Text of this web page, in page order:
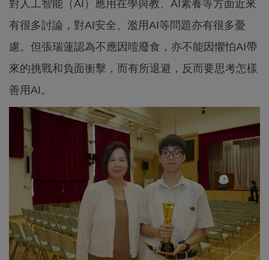
對人工智能（AI）應用在學與教、AI素養等方面近來
有很多討論，對AI安全、濫用AI等問題亦有很多憂
慮。但張瑞蓮認為不應因噎廢食，亦不能因懼怕AI帶
來的挑戰和負面衝擊，而有所退避，反而要思考怎樣
善用AI。